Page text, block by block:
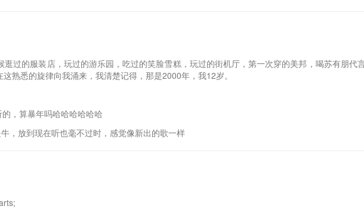
过的服装店，玩过的游乐园，吃过的笑脸雪糕，玩过的街机厅，第一次穿的美邦，喝苏有朋代
熟悉的旋律向我涌来，我清楚记得，那是2000年，我12岁。
，算暴年吗哈哈哈哈哈哈
，放到现在听也毫不过时，感觉像新出的歌一样